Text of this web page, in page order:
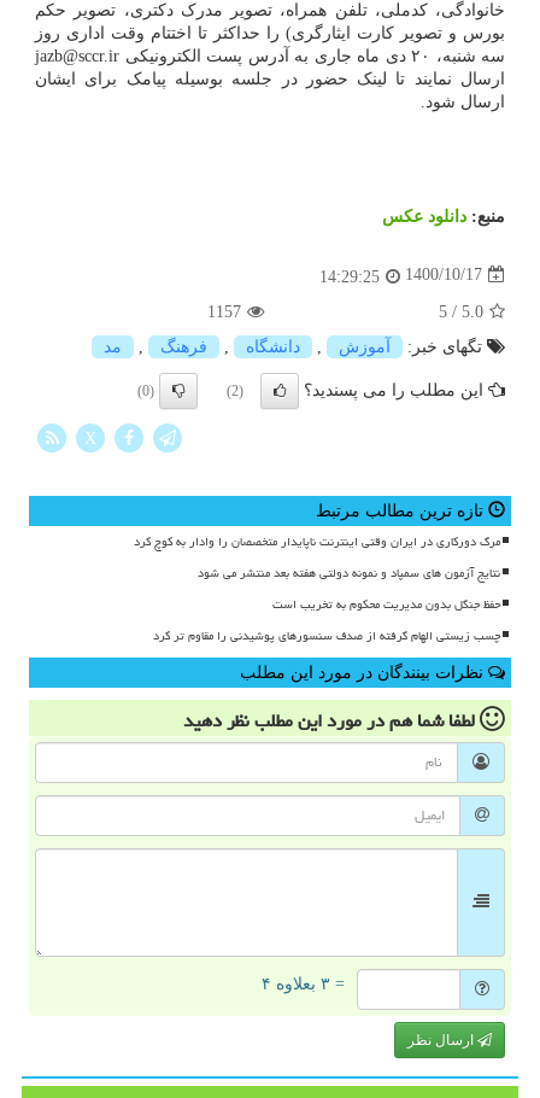
خانوادگی، کدملی، تلفن همراه، تصویر مدرک دکتری، تصویر حکم
بورس و تصویر کارت ایثارگری) را حداکثر تا اختتام وقت اداری روز
سه شنبه، ۲۰ دی ماه جاری به آدرس پست الکترونیکی jazb@sccr.ir
ارسال نمایند تا لینک حضور در جلسه بوسیله پیامک برای ایشان
ارسال شود.
منبع: دانلود عكس
1400/10/17
14:29:25
5.0
/
5
1157
تگهای خبر:
آموزش دانشگاه فرهنگ مد
این مطلب را می پسندید؟ (2)
(0)
X
تازه ترین مطالب مرتبط
مرگ دورکاری در ایران وقتی اینترنت ناپایدار متخصصان را وادار به کوچ کرد
نتایج آزمون های سمپاد و نمونه دولتی هفته بعد منتشر می شود
حفظ جنگل بدون مدیریت محکوم به تخریب است
چسب زیستی الهام گرفته از صدف سنسورهای پوشیدنی را مقاوم تر کرد
نظرات بینندگان در مورد این مطلب
لطفا شما همدر مورد این مطلبنظر دهید
= ۳ بعلاوه ۴
ارسال نظر